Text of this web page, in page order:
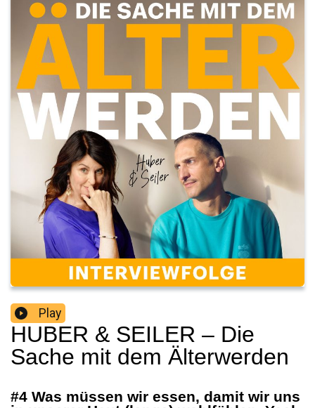
Play
HUBER & SEILER – Die
Sache mit dem Älterwerden
#4 Was müssen wir essen, damit wir uns